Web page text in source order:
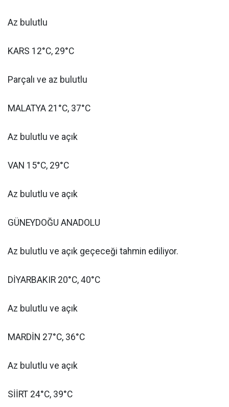
Az bulutlu
KARS 12°C, 29°C
Parçalı ve az bulutlu
MALATYA 21°C, 37°C
Az bulutlu ve açık
VAN 15°C, 29°C
Az bulutlu ve açık
GÜNEYDOĞU ANADOLU
Az bulutlu ve açık geçeceği tahmin ediliyor.
DİYARBAKIR 20°C, 40°C
Az bulutlu ve açık
MARDİN 27°C, 36°C
Az bulutlu ve açık
SİİRT 24°C, 39°C